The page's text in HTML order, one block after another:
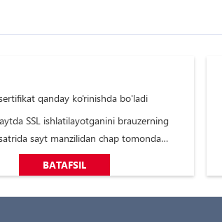
qanday ko'rinishda bo'ladi
SSL ishlatilayotganini brauzerning
sayt manzilidan chap tomonda
yashil qulf belgisi bor-yoʻqligini tekshirish
mumkin.Kompaniya nomi keltirilgan
BATAFSIL